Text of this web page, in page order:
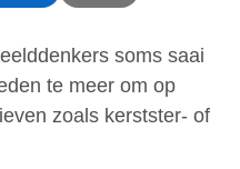
soms saai
te meer om op
zoals kerstster- of